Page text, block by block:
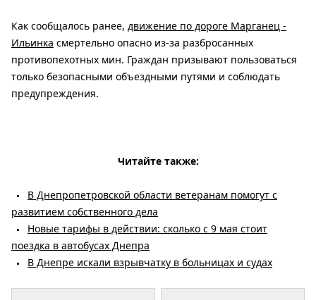
Как сообщалось ранее, движение по дороге Марганец -
Ильинка смертельно опасно из-за разбросанных
противопехотных мин. Граждан призывают пользоваться
только безопасными объездными путями и соблюдать
предупреждения.
Читайте также:
В Днепропетровской области ветеранам помогут с
развитием собственного дела
Новые тарифы в действии: сколько с 9 мая стоит
поездка в автобусах Днепра
В Днепре искали взрывчатку в больницах и судах